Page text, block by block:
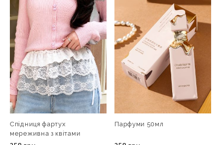
Спідниця фартух
мереживна з квітами
Парфуми 50мл